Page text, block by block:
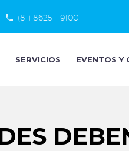
(81) 8625 - 9100
SERVICIOS EVENTOS Y